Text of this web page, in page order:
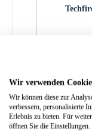
Wir verwenden
Wir können diese zur
verbessern, personalisierte
Erlebnis zu bieten. Für
öffnen Sie die Einstellungen.